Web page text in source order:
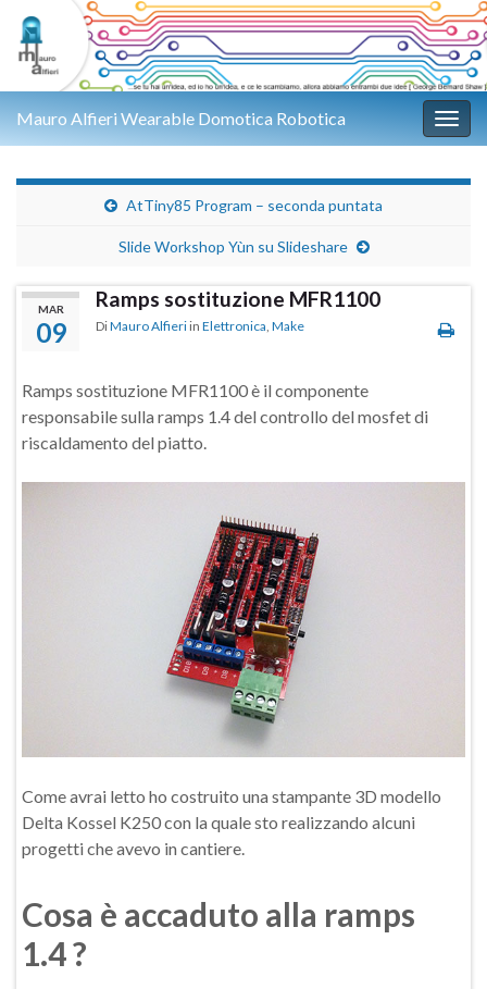
Mauro Alfieri Wearable Domotica Robotica
AtTiny85 Program – seconda puntata
Slide Workshop Yùn su Slideshare
MAR
09
Ramps sostituzione MFR1100
DiMauro Alfieri in Elettronica, Make
Ramps sostituzione MFR1100 è il componente
responsabile sulla ramps 1.4 del controllo del mosfet di
riscaldamento del piatto.
Come avrai letto ho costruito una stampante 3D modello
Delta Kossel K250 con la quale sto realizzando alcuni
progetti che avevo in cantiere.
Cosa è accaduto alla ramps
1.4 ?